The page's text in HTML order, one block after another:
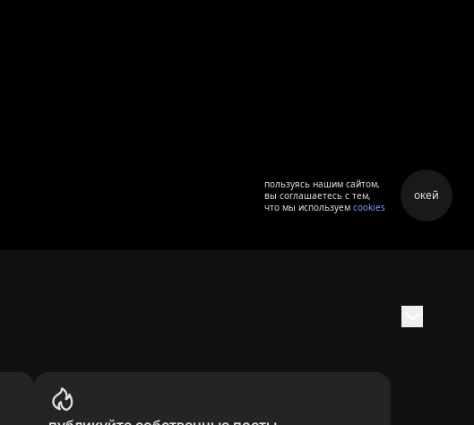
пользуясь нашим сайтом,
вы соглашаетесь с тем,
что мы используем cookies
окей